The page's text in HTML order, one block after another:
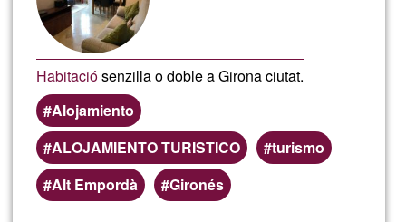
Habitaciósenzilla o doble a Girona ciutat.
Alojamiento
ALOJAMIENTO TURISTICO
turismo
Alt Empordà
Gironés